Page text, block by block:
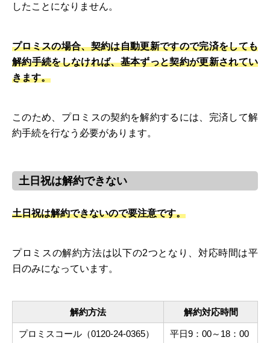
したことになりません。
プロミスの場合、契約は自動更新ですので完済をしても
解約手続をしなければ、基本ずっと契約が更新されてい
きます。
このため、プロミスの契約を解約するには、完済して解
約手続を行なう必要があります。
土日祝は解約できない
土日祝は解約できないので要注意です。
プロミスの解約方法は以下の2つとなり、対応時間は平
日のみになっています。
解約方法 解約対応時間
プロミスコール（0120-24-0365） 平日9：00～18：00